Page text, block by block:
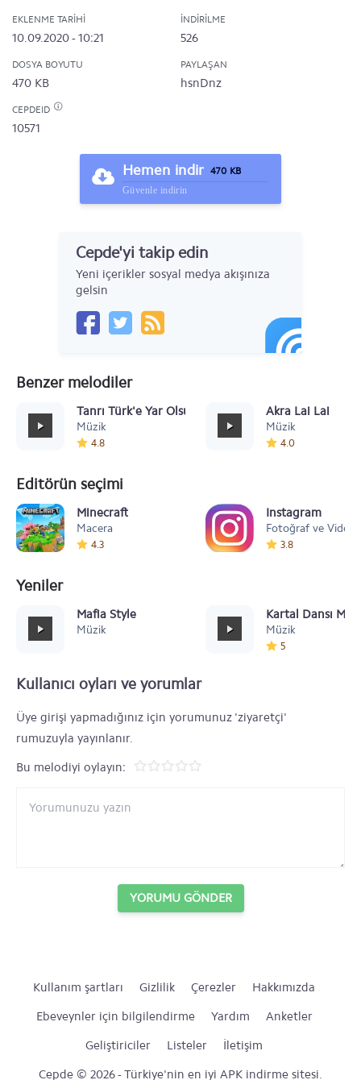
EKLENME TARIHI
10.09.2020 - 10:21
İNDIRILME
526
DOSYA BOYUTU
470 KB
PAYLAŞAN
hsnDnz
CEPDEID
10571
Hemen indir 470 KB
Güvenle indirin
Cepde'yi takip edin
Yeni içerikler sosyal medya akışınıza
gelsin
Benzer melodiler
Tanrı Türk'e Yar Olsun
Müzik
4.8
Akra Lai Lai
Müzik
4.0
Editörün seçimi
Minecraft
Macera
4.3
Instagram
Fotoğraf ve Video
3.8
Yeniler
Mafia Style
Müzik
Kartal Dansı
Müzik
5
Kullanıcı oyları ve yorumlar
Üye girişi yapmadığınız için yorumunuz 'ziyaretçi'
rumuzuyla yayınlanır.
Bu melodiyi oylayın:
YORUMU GÖNDER
Kullanım şartları Gizlilik Çerezler
Hakkımızda
Ebeveynler için bilgilendirme
Yardım
Anketler
Geliştiriciler
Listeler
İletişim
Cepde © 2026 - Türkiye'nin en iyi APK indirme sitesi.